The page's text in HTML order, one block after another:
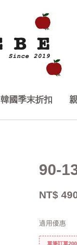
韓國季末折扣
90-
NT$
適用優惠
單筆訂單